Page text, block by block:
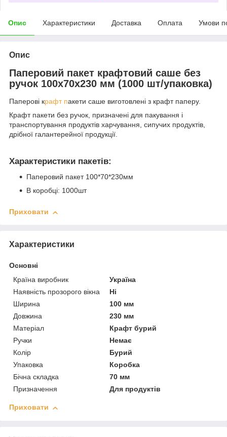
Опис Характеристики Доставка Оплата Умови
Опис
Паперовий пакет крафтовий саше без
ручок 100х70х230 мм (1000 шт/упаковка)
Паперові крафт пакети саше виготовлені з крафт паперу.
Крафт пакети без ручок, призначені для пакування і
транспортування продуктів харчування, сипучих продуктів,
дрібної галантерейної продукції.
Характеристики пакетів:
Паперовий пакет 100*70*230мм
В коробці: 1000шт
Приховати
Характеристики
Основні
Країна виробник
Україна
Наявність прозорого вікна
Ні
Ширина
100 мм
Довжина
230 мм
Матеріал
Крафт бурий
Ручки
Немає
Колір
Бурий
Упаковка
Коробка
Бічна складка
70 мм
Призначення
Для продуктів
Приховати